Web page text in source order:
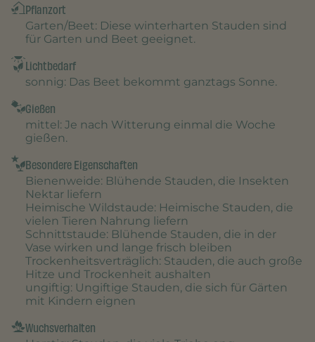
Pflanzort
Garten/Beet: Diese winterharten Stauden sind
für Garten und Beet geeignet.
Lichtbedarf
sonnig: Das Beet bekommt ganztags Sonne.
Gießen
mittel : Je nach Witterung einmal die Woche
gießen.
Besondere Eigenschaften
Bienenweide: Blühende Stauden, die Insekten
Nektar liefern
Heimische Wildstaude: Heimische Stauden, die
vielen Tieren Nahrung liefern
Schnittstaude: Blühende Stauden, die in der
Vase wirken und lange frisch bleiben
Trockenheitsverträglich: Stauden, die auch große
Hitze und Trockenheit aushalten
ungiftig: Ungiftige Stauden, die sich für Gärten
mit Kindern eignen
Wuchsverhalten